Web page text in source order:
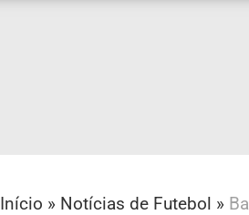
Início » Notícias de Futebol »